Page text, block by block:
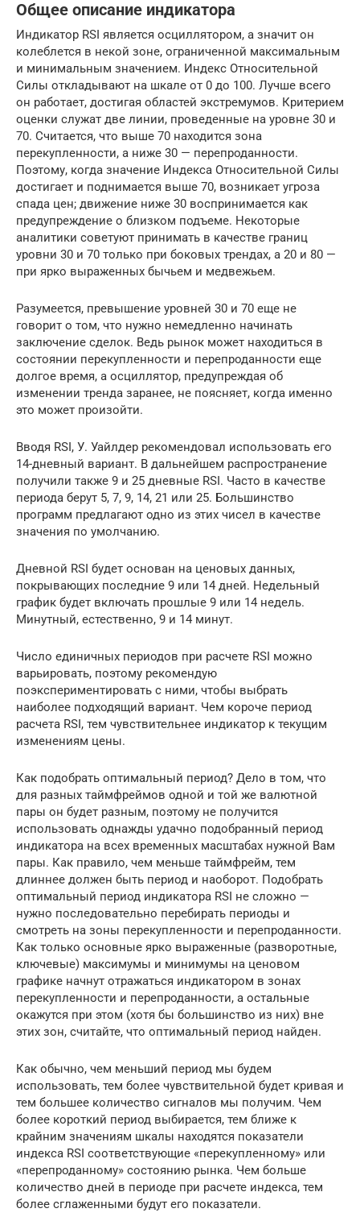
Общее описание индикатора
Индикатор RSI является осциллятором, а значит он
колеблется в некой зоне, ограниченной максимальным
и минимальным значением. Индекс Относительной
Силы откладывают на шкале от 0 до 100. Лучше всего
он работает, достигая областей экстремумов. Критерием
оценки служат две линии, проведенные на уровне 30 и
70. Считается, что выше 70 находится зона
перекупленности, а ниже 30 — перепроданности.
Поэтому, когда значение Индекса Относительной Силы
достигает и поднимается выше 70, возникает угроза
спада цен; движение ниже 30 воспринимается как
предупреждение о близком подъеме. Некоторые
аналитики советуют принимать в качестве границ
уровни 30 и 70 только при боковых трендах, а 20 и 80 —
при ярко выраженных бычьем и медвежьем.
Разумеется, превышение уровней 30 и 70 еще не
говорит о том, что нужно немедленно начинать
заключение сделок. Ведь рынок может находиться в
состоянии перекупленности и перепроданности еще
долгое время, а осциллятор, предупреждая об
изменении тренда заранее, не поясняет, когда именно
это может произойти.
Вводя RSI, У. Уайлдер рекомендовал использовать его
14-дневный вариант. В дальнейшем распространение
получили также 9 и 25 дневные RSI. Часто в качестве
периода берут 5, 7, 9, 14, 21 или 25. Большинство
программ предлагают одно из этих чисел в качестве
значения по умолчанию.
Дневной RSI будет основан на ценовых данных,
покрывающих последние 9 или 14 дней. Недельный
график будет включать прошлые 9 или 14 недель.
Минут­ный, естественно, 9 и 14 минут.
Число единичных периодов при расчете RSI можно
варьировать, поэтому рекомендую
поэкспериментировать с ними, чтобы выбрать
наиболее подходящий вариант. Чем короче период
расчета RSI, тем чувствительнее индикатор к текущим
изменениям цены.
Как подобрать оптимальный период? Дело в том, что
для разных таймфреймов одной и той же валютной
пары он будет разным, поэтому не получится
использовать однажды удачно подобранный период
индикатора на всех временных масштабах нужной Вам
пары. Как правило, чем меньше таймфрейм, тем
длиннее должен быть период и наоборот. Подобрать
оптимальный период индикатора RSI не сложно —
нужно последовательно перебирать периоды и
смотреть на зоны перекупленности и перепроданности.
Как только основные ярко выраженные (разворотные,
ключевые) максимумы и минимумы на ценовом
графике начнут отражаться индикатором в зонах
перекупленности и перепроданности, а остальные
окажутся при этом (хотя бы большинство из них) вне
этих зон, считайте, что оптимальный период найден.
Как обычно, чем меньший период мы будем
использовать, тем более чувствительной будет кривая и
тем большее количество сигналов мы получим. Чем
более короткий период выбирается, тем ближе к
крайним значениям шкалы находятся показатели
индекса RSI соответствующие «перекупленному» или
«перепроданному» состоянию рынка. Чем больше
количество дней в периоде при расчете индекса, тем
более сглаженными будут его показатели.